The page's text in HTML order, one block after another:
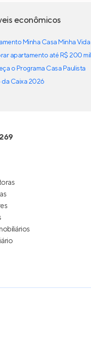
econômicos
Minha Casa Minha Vida
apartamento até R$ 200 mil
o Programa Casa Paulista
da Caixa 2026